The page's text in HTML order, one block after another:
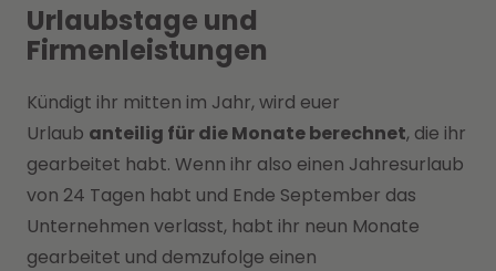
Urlaubstage und
Firmenleistungen
Kündigt ihr mitten im Jahr, wird euer
Urlaub anteilig für die Monate berechnet, die ihr
gearbeitet habt. Wenn ihr also einen Jahresurlaub
von 24 Tagen habt und Ende September das
Unternehmen verlasst, habt ihr neun Monate
gearbeitet und demzufolge einen